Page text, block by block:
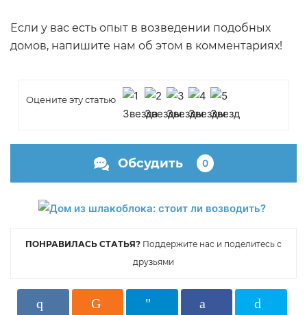
Если у вас есть опыт в возведении подобных
домов, напишите нам об этом в комментариях!
Оцените эту статью
Обсудить 0
ПОНРАВИЛАСЬ СТАТЬЯ? Поддержите нас и поделитесь с
друзьями